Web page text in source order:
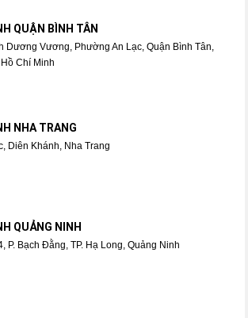
QUẬN BÌNH TÂN
Dương Vương, Phường An Lạc, Quận Bình Tân,
Chí Minh
NHA TRANG
Diên Khánh, Nha Trang
QUẢNG NINH
P. Bạch Đằng, TP. Hạ Long, Quảng Ninh